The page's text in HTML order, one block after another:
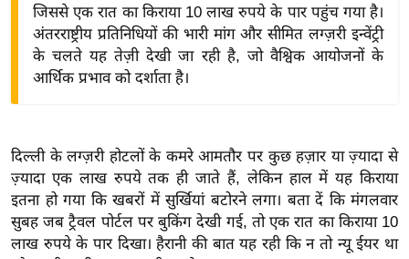
द्यो
शे
ष
ज्ञ
रा
जिससे एक रात का किराया 10 लाख रुपये के पार पहुंच गया है।
अंतरराष्ट्रीय प्रतिनिधियों की भारी मांग और सीमित लग्ज़री इन्वेंट्री
के चलते यह तेज़ी देखी जा रही है, जो वैश्विक आयोजनों के
आर्थिक प्रभाव को दर्शाता है।
दिल्ली के लग्ज़री होटलों के कमरे आमतौर पर कुछ हज़ार या ज़्यादा से
ज़्यादा एक लाख रुपये तक ही जाते हैं, लेकिन हाल में यह किराया
इतना हो गया कि खबरों में सुर्खियां बटोरने लगा। बता दें कि मंगलवार
सुबह जब ट्रैवल पोर्टल पर बुकिंग देखी गई, तो एक रात का किराया 10
लाख रुपये के पार दिखा। हैरानी की बात यह रही कि न तो न्यू ईयर था